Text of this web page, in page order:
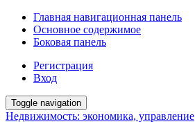
Главная навигационная панель
Основное содержимое
Боковая панель
Регистрация
Вход
Toggle navigation
Недвижимость: экономика, управление